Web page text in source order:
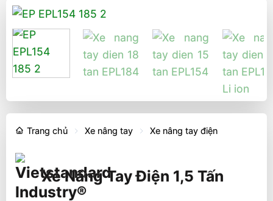
Trang chủ Xe nâng tay Xe nâng tay điện
Xe Nâng Tay Điện 1,5 Tấn